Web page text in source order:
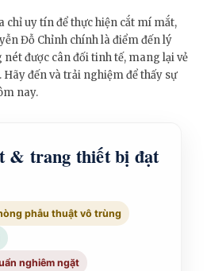
chỉ uy tín để thực hiện cắt mí mắt,
Đỗ Chỉnh chính là điểm đến lý
được cân đối tinh tế, mang lại vẻ
đến và trải nghiệm để thấy sự
nay.
& trang thiết bị đạt
phẫu thuật vô trùng
nghiêm ngặt